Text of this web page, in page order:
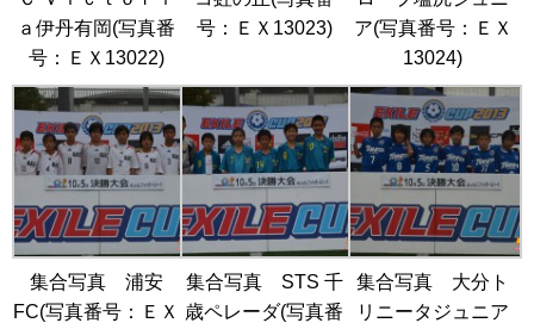
ａ伊丹有岡(写真番
号：ＥＸ13022)
号：ＥＸ13023)
ア(写真番号：ＥＸ
13024)
集合写真 浦安
FC(写真番号：ＥＸ
集合写真 STS 千
歳ペレーダ(写真番
集合写真 大分ト
リニータジュニア